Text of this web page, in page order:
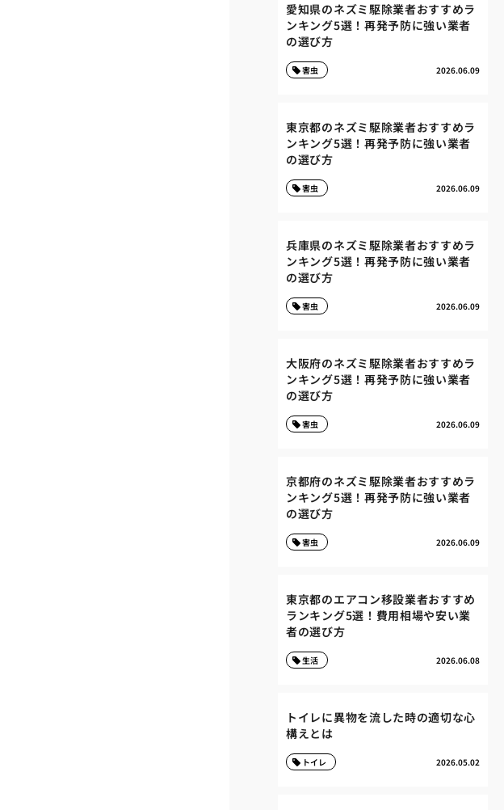
愛知県のネズミ駆除業者おすすめラ
ンキング5選！再発予防に強い業者
の選び方
2026.06.09
害虫
東京都のネズミ駆除業者おすすめラ
ンキング5選！再発予防に強い業者
の選び方
2026.06.09
害虫
兵庫県のネズミ駆除業者おすすめラ
ンキング5選！再発予防に強い業者
の選び方
2026.06.09
害虫
大阪府のネズミ駆除業者おすすめラ
ンキング5選！再発予防に強い業者
の選び方
2026.06.09
害虫
京都府のネズミ駆除業者おすすめラ
ンキング5選！再発予防に強い業者
の選び方
2026.06.09
害虫
東京都のエアコン移設業者おすすめ
ランキング5選！費用相場や安い業
者の選び方
2026.06.08
生活
トイレに異物を流した時の適切な心
構えとは
2026.05.02
トイレ